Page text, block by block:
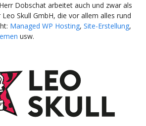
Dobschat arbeitet auch und zwar als
Skull GmbH, die vor allem alles rund
Managed WP Hosting, Site-Erstellung,
usw.